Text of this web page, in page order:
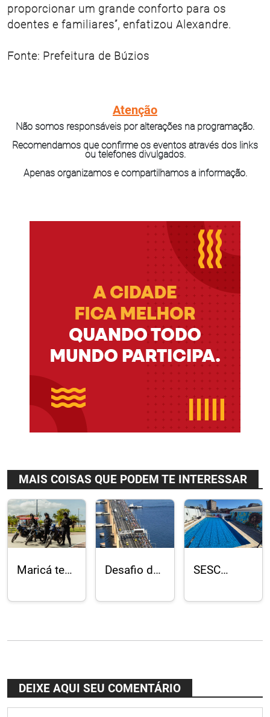
proporcionar um grande conforto para os
doentes e familiares”, enfatizou Alexandre.
Fonte: Prefeitura de Búzios
Atenção
Não somos responsáveis por alterações na programação.
Recomendamos que confirme os eventos através dos links
ou telefones divulgados.
Apenas organizamos e compartilhamos a informação.
MAIS COISAS QUE PODEM TE INTERESSAR
Maricá tem
número de
em 23
Desafio da
21 km com
Rio-Niterói
SESC
Caxias com
em ritmo
DEIXE AQUI SEU COMENTÁRIO